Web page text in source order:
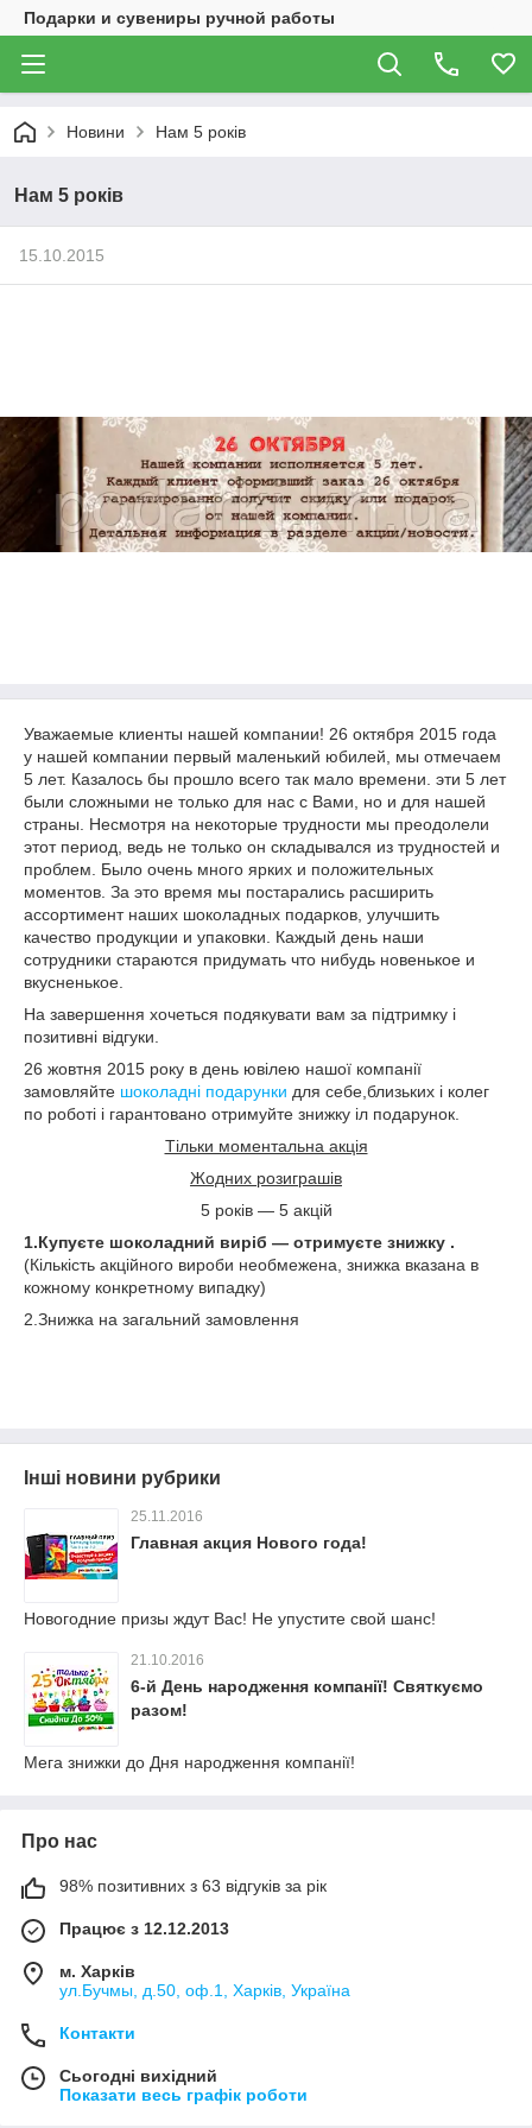
Подарки и сувениры ручной работы
Новини Нам 5 років
Нам 5 років
15.10.2015
Уважаемые клиенты нашей компании! 26 октября 2015 года
у нашей компании первый маленький юбилей, мы отмечаем
5 лет. Казалось бы прошло всего так мало времени. эти 5 лет
были сложными не только для нас с Вами, но и для нашей
страны. Несмотря на некоторые трудности мы преодолели
этот период, ведь не только он складывался из трудностей и
проблем. Было очень много ярких и положительных
моментов. За это время мы постарались расширить
ассортимент наших шоколадных подарков, улучшить
качество продукции и упаковки. Каждый день наши
сотрудники стараются придумать что нибудь новенькое и
вкусненькое.
На завершення хочеться подякувати вам за підтримку і
позитивні відгуки.
26 жовтня 2015 року в день ювілею нашої компанії
замовляйте шоколадні подарунки для себе,близьких і колег
по роботі і гарантовано отримуйте знижку іл подарунок.
Тільки моментальна акція
Жодних розиграшів
5 років ― 5 акцій
1.Купуєте шоколадний виріб ― отримуєте знижку .
(Кількість акційного вироби необмежена, знижка вказана в
кожному конкретному випадку)
2.Знижка на загальний замовлення
Інші новини рубрики
25.11.2016
Главная акция Нового года!
Новогодние призы ждут Вас! Не упустите свой шанс!
21.10.2016
6-й День народження компанії! Святкуємо
разом!
Мега знижки до Дня народження компанії!
Про нас
98% позитивних з 63 відгуків за рік
Працює з 12.12.2013
м. Харків
ул.Бучмы, д.50, оф.1, Харків, Україна
Контакти
Сьогодні вихідний
Показати весь графік роботи